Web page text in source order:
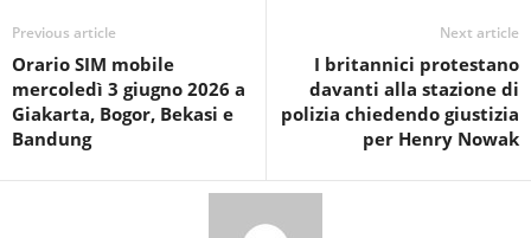
Previous article
Orario SIM mobile
mercoledì 3 giugno 2026 a
Giakarta, Bogor, Bekasi e
Bandung
Next article
I britannici protestano
davanti alla stazione di
polizia chiedendo giustizia
per Henry Nowak